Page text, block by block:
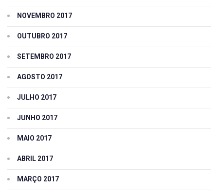
NOVEMBRO 2017
OUTUBRO 2017
SETEMBRO 2017
AGOSTO 2017
JULHO 2017
JUNHO 2017
MAIO 2017
ABRIL 2017
MARÇO 2017